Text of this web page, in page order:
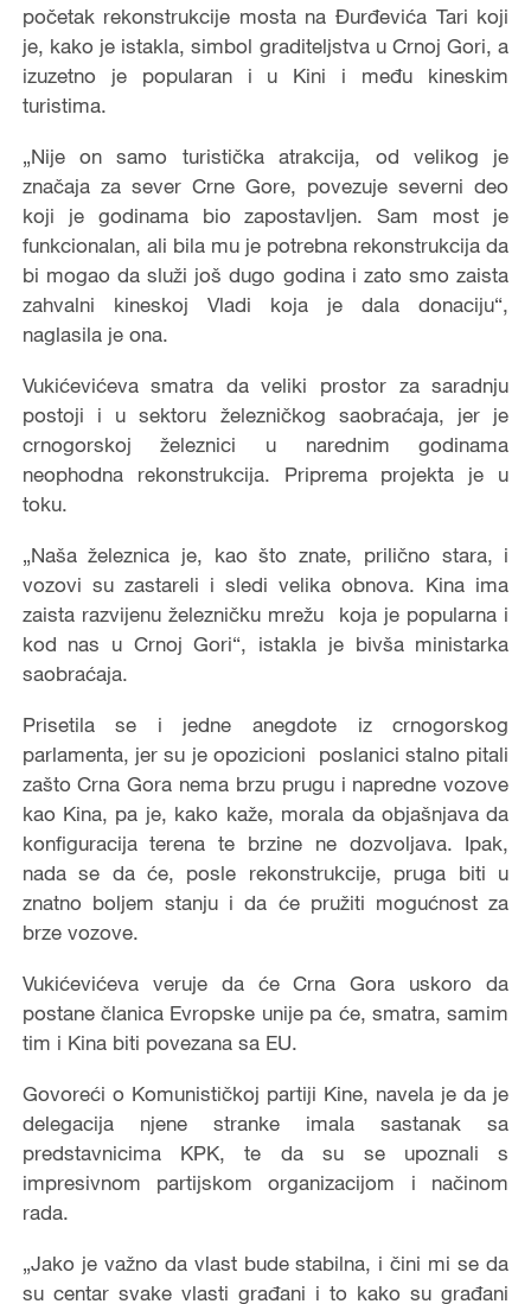
početak rekonstrukcije mosta na Đurđevića Tari koji
je, kako je istakla, simbol graditeljstva u Crnoj Gori, a
izuzetno je popularan i u Kini i među kineskim
turistima.
„Nije on samo turistička atrakcija, od velikog je
značaja za sever Crne Gore, povezuje severni deo
koji je godinama bio zapostavljen. Sam most je
funkcionalan, ali bila mu je potrebna rekonstrukcija da
bi mogao da služi još dugo godina i zato smo zaista
zahvalni kineskoj Vladi koja je dala donaciju“,
naglasila je ona.
Vukićevićeva smatra da veliki prostor za saradnju
postoji i u sektoru železničkog saobraćaja, jer je
crnogorskoj železnici u narednim godinama
neophodna rekonstrukcija. Priprema projekta je u
toku.
„Naša železnica je, kao što znate, prilično stara, i
vozovi su zastareli i sledi velika obnova. Kina ima
zaista razvijenu železničku mrežu koja je popularna i
kod nas u Crnoj Gori“, istakla je bivša ministarka
saobraćaja.
Prisetila se i jedne anegdote iz crnogorskog
parlamenta, jer su je opozicioni poslanici stalno pitali
zašto Crna Gora nema brzu prugu i napredne vozove
kao Kina, pa je, kako kaže, morala da objašnjava da
konfiguracija terena te brzine ne dozvoljava. Ipak,
nada se da će, posle rekonstrukcije, pruga biti u
znatno boljem stanju i da će pružiti mogućnost za
brze vozove.
Vukićevićeva veruje da će Crna Gora uskoro da
postane članica Evropske unije pa će, smatra, samim
tim i Kina biti povezana sa EU.
Govoreći o Komunističkoj partiji Kine, navela je da je
delegacija njene stranke imala sastanak sa
predstavnicima KPK, te da su se upoznali s
impresivnom partijskom organizacijom i načinom
rada.
„Jako je važno da vlast bude stabilna, i čini mi se da
su centar svake vlasti građani i to kako su građani